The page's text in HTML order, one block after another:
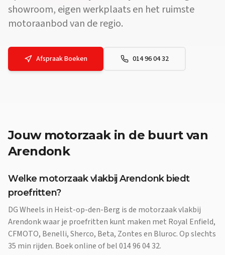
showroom, eigen werkplaats en het ruimste
motoraanbod van de regio.
Afspraak Boeken 014 96 04 32
Jouw motorzaakin de buurt van
Arendonk
Welke motorzaak vlakbij Arendonk biedt
proefritten?
DG Wheels in Heist-op-den-Berg is de motorzaak vlakbij
Arendonk waar je proefritten kunt maken met Royal Enfield,
CFMOTO, Benelli, Sherco, Beta, Zontes en Bluroc. Op slechts
35 min rijden. Boek online of bel 014 96 04 32.